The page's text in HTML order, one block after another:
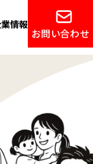
情報
お問い合わせ